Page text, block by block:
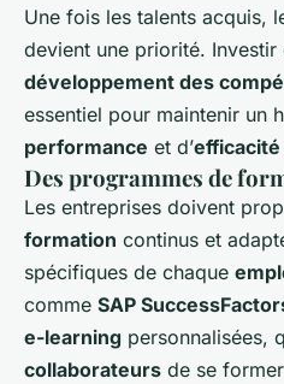
Une fois les talents acquis,
devient une priorité. Investir
développement des
essentiel pour maintenir un
performance et d’
Des programmes de
Les entreprises doivent
formation continus et
spécifiques de chaque
comme SAP
e-learning personnalisées,
collaborateurs de se